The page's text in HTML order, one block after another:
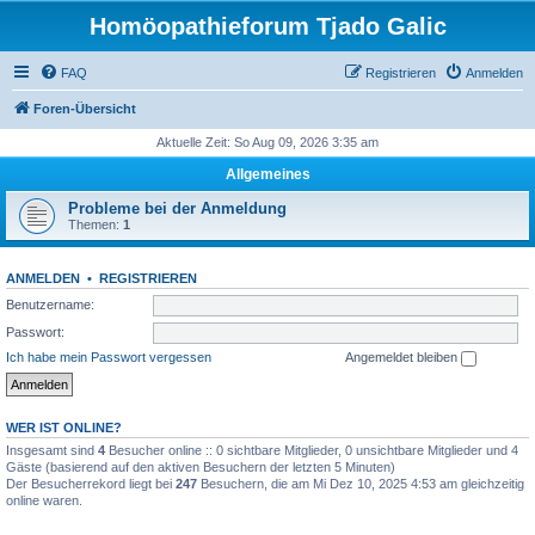
Homöopathieforum Tjado Galic
FAQ Anmelden
Registrieren
Foren-Übersicht
Aktuelle Zeit: So Aug 09, 2026 3:35 am
Allgemeines
Probleme bei der Anmeldung
Themen: 1
ANMELDEN • REGISTRIEREN
Benutzername:
Passwort:
Ich habe mein Passwort vergessen
Angemeldet bleiben
WER IST ONLINE?
Insgesamt sind 4 Besucher online :: 0 sichtbare Mitglieder, 0 unsichtbare Mitglieder und 4
Gäste (basierend auf den aktiven Besuchern der letzten 5 Minuten)
Der Besucherrekord liegt bei 247 Besuchern, die am Mi Dez 10, 2025 4:53 am gleichzeitig
online waren.